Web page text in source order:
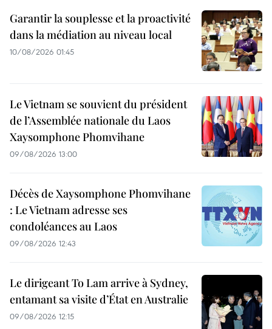
Garantir la souplesse et la proactivité
dans la médiation au niveau local
10/08/2026 01:45
Le Vietnam se souvient du président
de l’Assemblée nationale du Laos
Xaysomphone Phomvihane
09/08/2026 13:00
Décès de Xaysomphone Phomvihane
: Le Vietnam adresse ses
condoléances au Laos
09/08/2026 12:43
Le dirigeant To Lam arrive à Sydney,
entamant sa visite d’État en Australie
09/08/2026 12:15